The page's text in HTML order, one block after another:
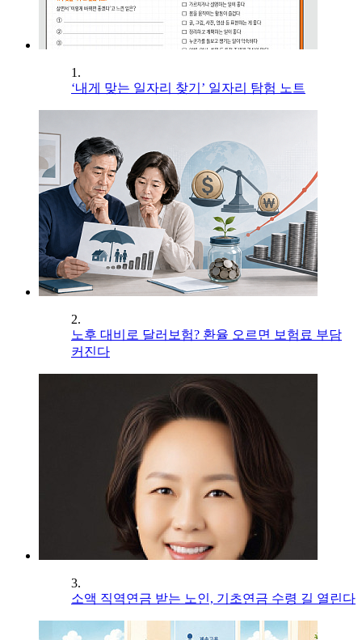
1.
‘내게 맞는 일자리 찾기’ 일자리 탐험 노트
2.
노후 대비로 달러보험? 환율 오르면 보험료 부담
커진다
3.
소액 직역연금 받는 노인, 기초연금 수령 길 열린다